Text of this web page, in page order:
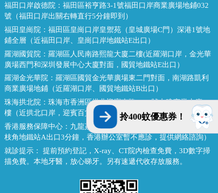
福田口岸啟德院： 福田區裕亨路3-1號福田口岸商業廣場地鋪032
號（福田口岸出關右轉直行5分鐘即到）
福田皇崗院： 福田區皇崗口岸皇禦苑（皇城廣場C門）深港1號地
鋪全層（近福田口岸、皇崗口岸地鐵站E出口）
羅湖國貿院： 羅湖區人民南路熙龍大廈二樓(近羅湖口岸，金光華
廣場西門和深圳發展中心大廈對面，國貿地鐵站E出口）
羅湖金光華院： 羅湖區國貿金光華廣場東二門對面，南湖路凱利
商業廣場地鋪（近羅湖口岸、國貿地鐵站B出口）
珠海拱北院： 珠海市香洲區拱北迎賓南路1155號中建商業大廈15
樓（近拱北口岸，迎賓百貨廣場對面）
香港服務保障中心： 九龍荔枝角長裕街11號定豐中心1306室（荔
枝角地鐵站A出口3分鐘，香港辦公室暫不應診，提供網絡諮詢）
就診提示： 提前預約登記，X-ray、CT院內檢查免費，3D數字掃
描免費。本地牙醫，放心睇牙。另有速遞代收存放服務。
拎400蚊優惠券！